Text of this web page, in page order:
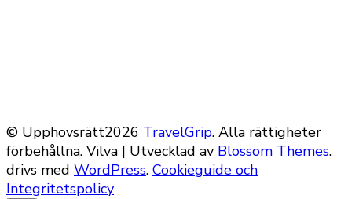
© Upphovsrätt2026 TravelGrip. Alla rättigheter
förbehållna. Vilva | Utvecklad av Blossom Themes.
drivs med WordPress. Cookieguide och
Integritetspolicy